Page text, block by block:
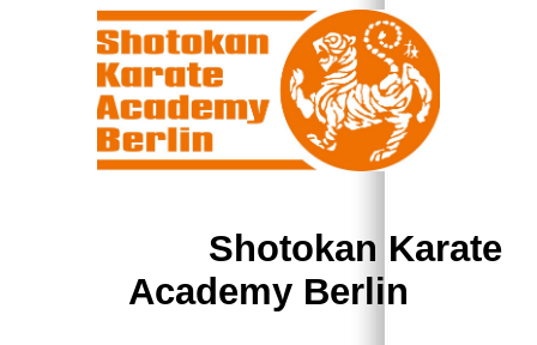
Shotokan Karate
Academy Berlin